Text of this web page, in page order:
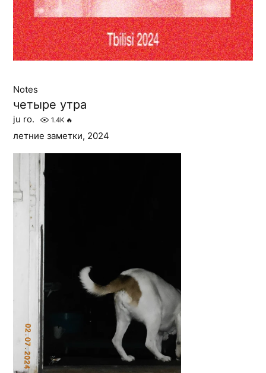
Notes
четыре утра
ju ro. 1.4K 🔥
летние заметки, 2024